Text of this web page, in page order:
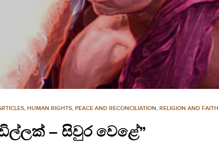
, HUMAN RIGHTS, PEACE AND RECONCILIATION, RELIGION AND FAITH
– සිවුර වෙළේ”